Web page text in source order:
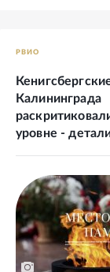
РВИО
Калининграда
уровне -